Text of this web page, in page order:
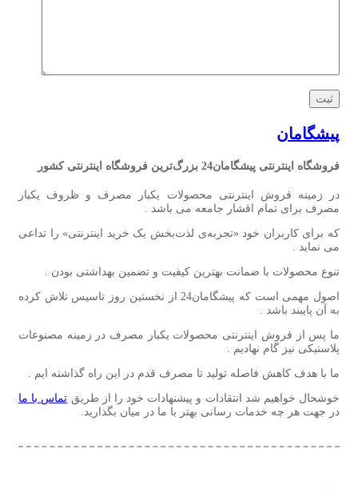
پیشگامان
فروشگاه اینترنتی پیشگامان24 بزرگ‌ترین فروشگاه اینترنتی کشور
در زمینه فروش اینترنتی محصولات یکبار مصرف و ظروف یکبار
مصرف برای تمام اقشار جامعه می باشد .
که برای کاربران خود «تجربه‌ی لذت‌بخش یک خرید اینترنتی» را تداعی
می‌ نماید .
تنوع محصولات با ضمانت بهترین کیفیت و تضمین بهداشتی بودن .
اصول مهمی است که پیشگامان24 از نخستین روز تاسیس تلاش کرده
به آن پایبند باشد .
ما پس از فروش اینترنتی محصولات یکبار مصرف در زمینه مصنوعات
پلاستیکی نیز گام نهادیم .
ما با هدف کاهش فاصله تولید تا مصرف قدم در این راه گذاشته ایم .
خوشحال خواهیم شد انتقادات و پیشنهادات خود را از طریق تماس با ما
در جهت هر چه خدمات رسانی بهتر با ما در میان بگذارید.